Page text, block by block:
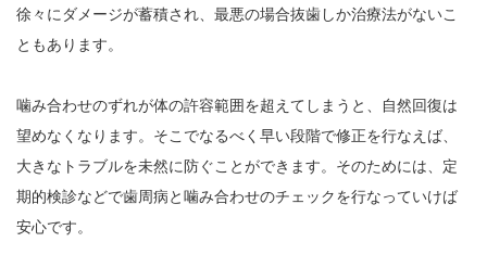
徐々にダメージが蓄積され、最悪の場合抜歯しか治療法がないこ
ともあります。
噛み合わせのずれが体の許容範囲を超えてしまうと、自然回復は
望めなくなります。そこでなるべく早い段階で修正を行なえば、
大きなトラブルを未然に防ぐことができます。そのためには、定
期的検診などで歯周病と噛み合わせのチェックを行なっていけば
安心です。